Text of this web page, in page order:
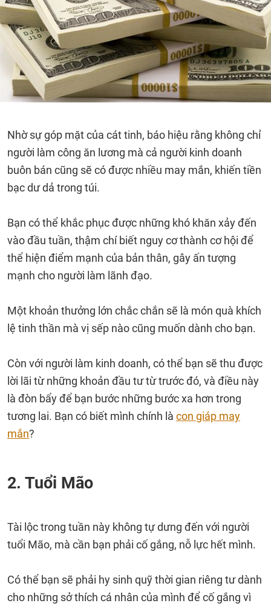
Nhờ sự góp mặt của cát tinh, báo hiệu rằng không chỉ
người làm công ăn lương mà cả người kinh doanh
buôn bán cũng sẽ có được nhiều may mắn, khiến tiền
bạc dư dả trong túi.
Bạn có thể khắc phục được những khó khăn xảy đến
vào đầu tuần, thậm chí biết nguy cơ thành cơ hội để
thể hiện điểm mạnh của bản thân, gây ấn tượng
mạnh cho người làm lãnh đạo.
Một khoản thưởng lớn chắc chắn sẽ là món quà khích
lệ tinh thần mà vị sếp nào cũng muốn dành cho bạn.
Còn với người làm kinh doanh, có thể bạn sẽ thu được
lời lãi từ những khoản đầu tư từ trước đó, và điều này
là đòn bẩy để bạn bước những bước xa hơn trong
tương lai. Bạn có biết mình chính là con giáp may
mắn?
2. Tuổi Mão
Tài lộc trong tuần này không tự dưng đến với người
tuổi Mão, mà cần bạn phải cố gắng, nỗ lực hết mình.
Có thể bạn sẽ phải hy sinh quỹ thời gian riêng tư dành
cho những sở thích cá nhân của mình để cố gắng vì